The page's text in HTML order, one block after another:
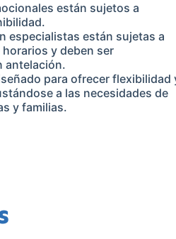
están sujetos a
especialistas están sujetas a
y deben ser
antelación.
para ofrecer flexibilidad
a las necesidades de
y familias.